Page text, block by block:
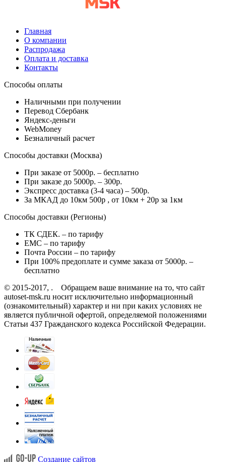
Главная
О компании
Распродажа
Оплата и доставка
Контакты
Способы оплаты
Наличными при получении
Перевод Сбербанк
Яндекс-деньги
WebMoney
Безналичный расчет
Способы доставки (Москва)
При заказе от 5000р. – бесплатно
При заказе до 5000р. – 300р.
Экспресс доставка (3-4 часа) – 500р.
За МКАД до 10км 500р , от 10км + 20р за 1км
Способы доставки (Регионы)
ТК СДЕК. – по тарифу
EMC – по тарифу
Почта России – по тарифу
При 100% предоплате и сумме заказа от 5000р. –
бесплатно
© 2015-2017, . Обращаем ваше внимание на то, что сайт
autoset-msk.ru носит исключительно информационный
(ознакомительный) характер и ни при каких условиях не
является публичной офертой, определяемой положениями
Статьи 437 Гражданского кодекса Российской Федерации.
Создание сайтов